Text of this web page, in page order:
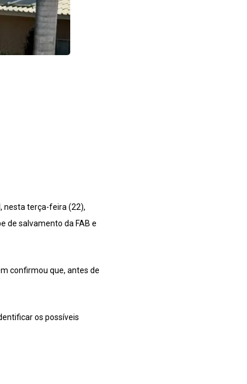
nesta terça-feira (22),
de salvamento da FAB e
confirmou que, antes de
os possíveis